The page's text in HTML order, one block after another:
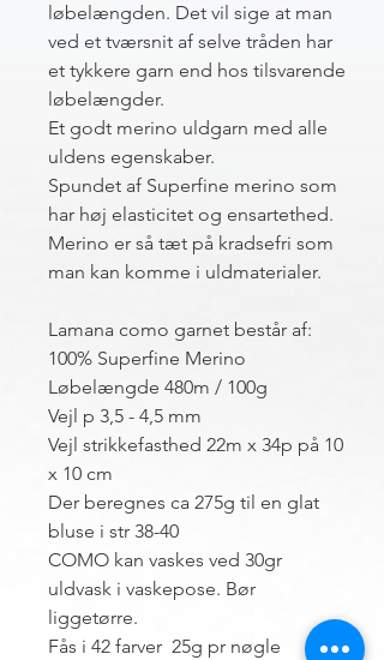
løbelængden. Det vil sige at man
ved et tværsnit af selve tråden har
et tykkere garn end hos tilsvarende
løbelængder.
Et godt merino uldgarn med alle
uldens egenskaber.
Spundet af Superfine merino som
har høj elasticitet og ensartethed.
Merino er så tæt på kradsefri som
man kan komme i uldmaterialer.
Lamana como garnet består af:
100% Superfine Merino
Løbelængde 480m / 100g
Vejl p 3,5 - 4,5 mm
Vejl strikkefasthed 22m x 34p på 10
x 10 cm
Der beregnes ca 275g til en glat
bluse i str 38-40
COMO kan vaskes ved 30gr
uldvask i vaskepose. Bør
liggetørre.
Fås i 42 farver 25g pr nøgle